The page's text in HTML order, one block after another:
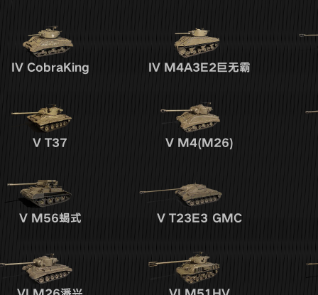
IV CobraKing IV M4A3E2巨无霸
V T37 V M4(M26)
V M56蝎式 V T23E3 GMC